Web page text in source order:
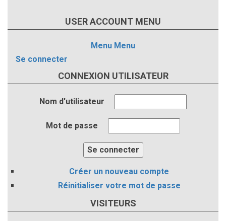
USER ACCOUNT MENU
Menu Menu
Se connecter
CONNEXION UTILISATEUR
Nom d'utilisateur
Mot de passe
Créer un nouveau compte
Réinitialiser votre mot de passe
VISITEURS